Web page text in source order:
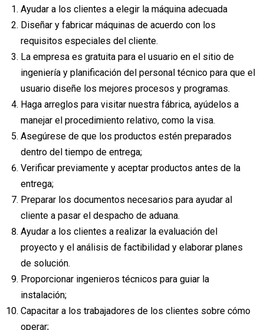
Ayudar a los clientes a elegir la máquina adecuada
Diseñar y fabricar máquinas de acuerdo con los
requisitos especiales del cliente.
La empresa es gratuita para el usuario en el sitio de
ingeniería y planificación del personal técnico para que el
usuario diseñe los mejores procesos y programas.
Haga arreglos para visitar nuestra fábrica, ayúdelos a
manejar el procedimiento relativo, como la visa.
Asegúrese de que los productos estén preparados
dentro del tiempo de entrega;
Verificar previamente y aceptar productos antes de la
entrega;
Preparar los documentos necesarios para ayudar al
cliente a pasar el despacho de aduana.
Ayudar a los clientes a realizar la evaluación del
proyecto y el análisis de factibilidad y elaborar planes
de solución.
Proporcionar ingenieros técnicos para guiar la
instalación;
Capacitar a los trabajadores de los clientes sobre cómo
operar;